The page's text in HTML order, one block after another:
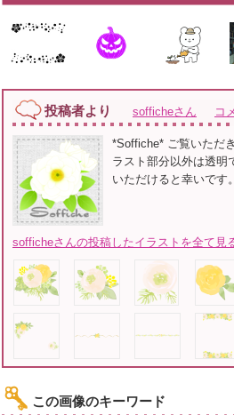
投稿者より sofficheさん コ
*Soffiche* ご覧いただ
ラスト部分以外は透明
いただけると幸いです
sofficheさんの投稿したイラストを全て見
この画像のキーワード